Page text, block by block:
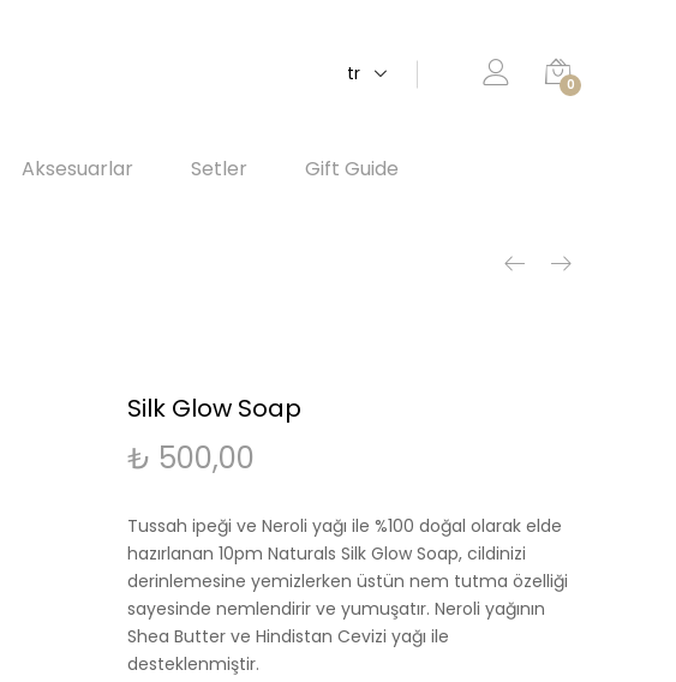
tr 0
Aksesuarlar Setler Gift Guide
Silk Glow Soap
₺ 500,00
Tussah ipeği ve Neroli yağı ile %100 doğal olarak elde
hazırlanan 10pm Naturals Silk Glow Soap, cildinizi
derinlemesine yemizlerken üstün nem tutma özelliği
sayesinde nemlendirir ve yumuşatır. Neroli yağının
Shea Butter ve Hindistan Cevizi yağı ile
desteklenmiştir.